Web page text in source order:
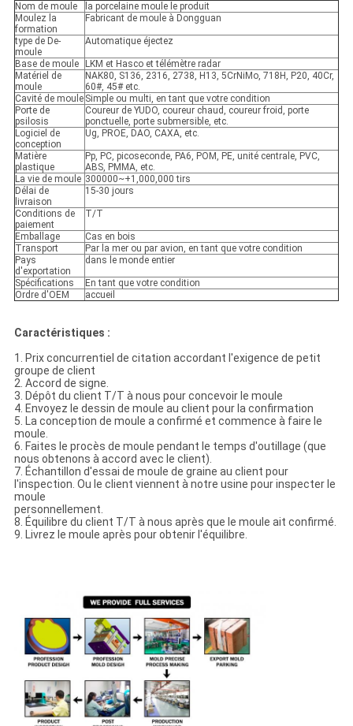
Nom de moule
la porcelaine moule le produit
Moulez la
formation
Fabricant de moule à Dongguan
type de De-
moule
Automatique éjectez
Base de moule
LKM et Hasco et télémètre radar
Matériel de
moule
NAK80, S136, 2316, 2738, H13, 5CrNiMo, 718H, P20, 40Cr,
60#, 45# etc.
Cavité de moule Simple ou multi, en tant que votre condition
Porte de
psilosis
Coureur de YUDO, coureur chaud, coureur froid, porte
ponctuelle, porte submersible, etc.
Logiciel de
conception
Ug, PROE, DAO, CAXA, etc.
Matière
plastique
Pp, PC, picoseconde, PA6, POM, PE, unité centrale, PVC,
ABS, PMMA, etc.
La vie de moule 300000~+1,000,000 tirs
Délai de
livraison
15-30 jours
Conditions de
paiement
T/T
Emballage
Cas en bois
Transport
Par la mer ou par avion, en tant que votre condition
Pays
d'exportation
dans le monde entier
Spécifications
En tant que votre condition
Ordre d'OEM
accueil
Caractéristiques :
1. Prix concurrentiel de citation accordant l'exigence de petit
groupe de client
2. Accord de signe.
3. Dépôt du client T/T à nous pour concevoir le moule
4. Envoyez le dessin de moule au client pour la confirmation
5. La conception de moule a confirmé et commence à faire le
moule.
6. Faites le procès de moule pendant le temps d'outillage (que
nous obtenons à accord avec le client).
7. Échantillon d'essai de moule de graine au client pour
l'inspection. Ou le client viennent à notre usine pour inspecter le
moule
personnellement.
8. Équilibre du client T/T à nous après que le moule ait confirmé.
9. Livrez le moule après pour obtenir l'équilibre.